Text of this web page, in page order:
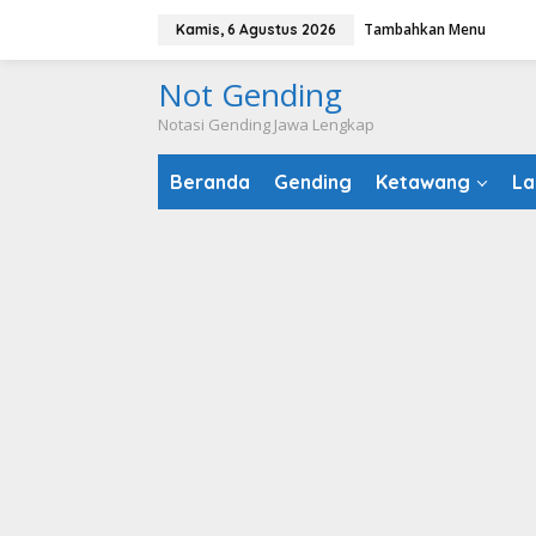
konten
Kamis, 6 Agustus 2026 Tambahkan Menu
Not Gending
Notasi Gending Jawa Lengkap
Beranda Gending Ketawang